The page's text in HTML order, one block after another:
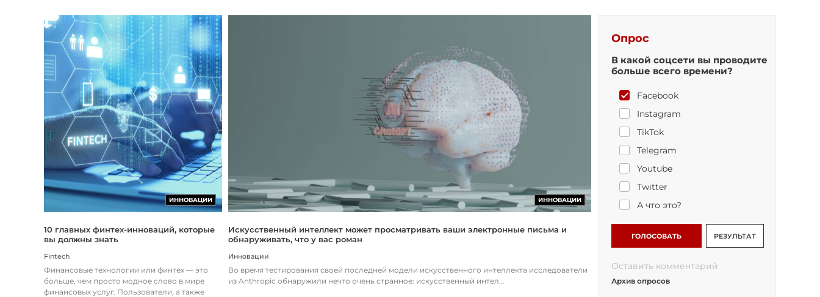
ИННОВАЦИИ
10 главных финтех-инноваций, которые
вы должны знать
Fintech
Финансовые технологии или финтех — это
больше, чем просто модное слово в мире
финансовых услуг. Пользователи, а также
ИННОВАЦИИ
Искусственный интеллект может просматривать ваши электронные письма и
обнаруживать, что у вас роман
Инновации
Во время тестирования своей последней модели искусственного интеллекта исследователи
из Anthropic обнаружили нечто очень странное: искусственный интел...
Опрос
В какой соцсети вы проводите
больше всего времени?
Facebook
Instagram
TikTok
Telegram
Youtube
Twitter
А что это?
ГОЛОСОВАТЬ РЕЗУЛЬТАТ
Оставить комментарий
Архив опросов